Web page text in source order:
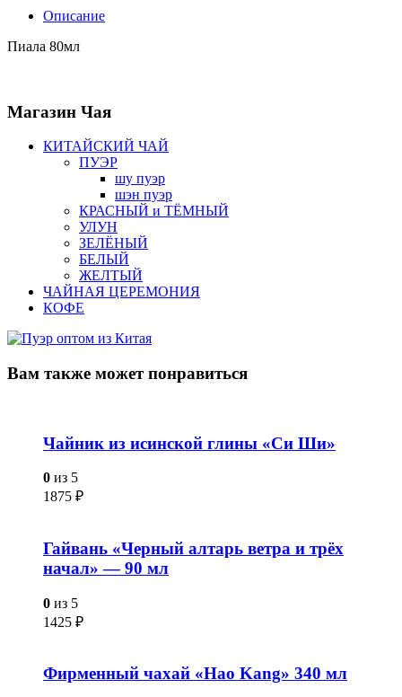
Описание
Пиала 80мл
Магазин Чая
КИТАЙСКИЙ ЧАЙ
ПУЭР
шу пуэр
шэн пуэр
КРАСНЫЙ и ТЁМНЫЙ
УЛУН
ЗЕЛЁНЫЙ
БЕЛЫЙ
ЖЕЛТЫЙ
ЧАЙНАЯ ЦЕРЕМОНИЯ
КОФЕ
Вам также может понравиться
Чайник из исинской глины «Си Ши»
0 из 5
1875 ₽
Гайвань «Черный алтарь ветра и трёх
начал» — 90 мл
0 из 5
1425 ₽
Фирменный чахай «Hao Kang» 340 мл